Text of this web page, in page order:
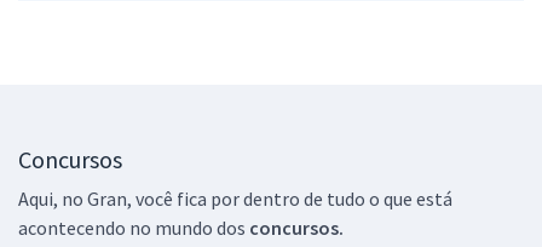
Concursos
Aqui, no Gran, você fica por dentro de tudo o que está
acontecendo no mundo dos concursos.